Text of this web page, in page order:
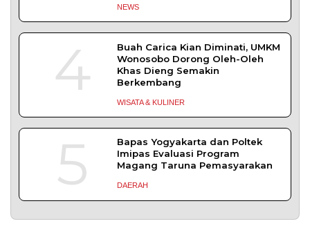
Komisi 1 DPRD Probolinggo Pastikan Kawal
Perbaikan Jalan Terdampak Pembangunan
KKMP di Semampir
Probolinggo – DPRD Kabupaten Probolinggo
meminta kerusakan jalan lingkungan di
TERPOPULER + SELENGKAPNYA